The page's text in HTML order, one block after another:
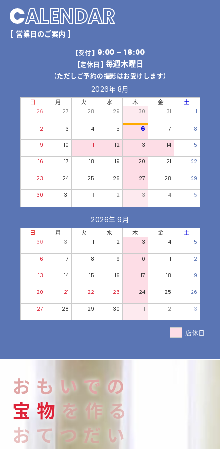
CALENDAR
[ 営業日のご案内 ]
[受付] 9:00 – 18:00
[定休日] 毎週木曜日
（ただしご予約の撮影はお受けします）
2026年 8月
日 月 火 水 木 金 土
26 27 28 29 30 31 1
2 3 4 5 6 7 8
9 10 11 12 13 14 15
16 17 18 19 20 21 22
23 24 25 26 27 28 29
30 31 1 2 3 4 5
2026年 9月
日 月 火 水 木 金 土
30 31 1 2 3 4 5
6 7 8 9 10 11 12
13 14 15 16 17 18 19
20 21 22 23 24 25 26
27 28 29 30 1 2 3
店休日
おもいでの
宝 物 を作る
おてつだい